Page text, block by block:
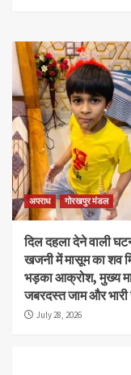
अपराध गोरखपुर मंडल
दिल दहला देने वाली
खजनी में मासूम का शव
भड़का आक्रोश, मुख्य
जबरदस्त जाम और भारी
July 28, 2026